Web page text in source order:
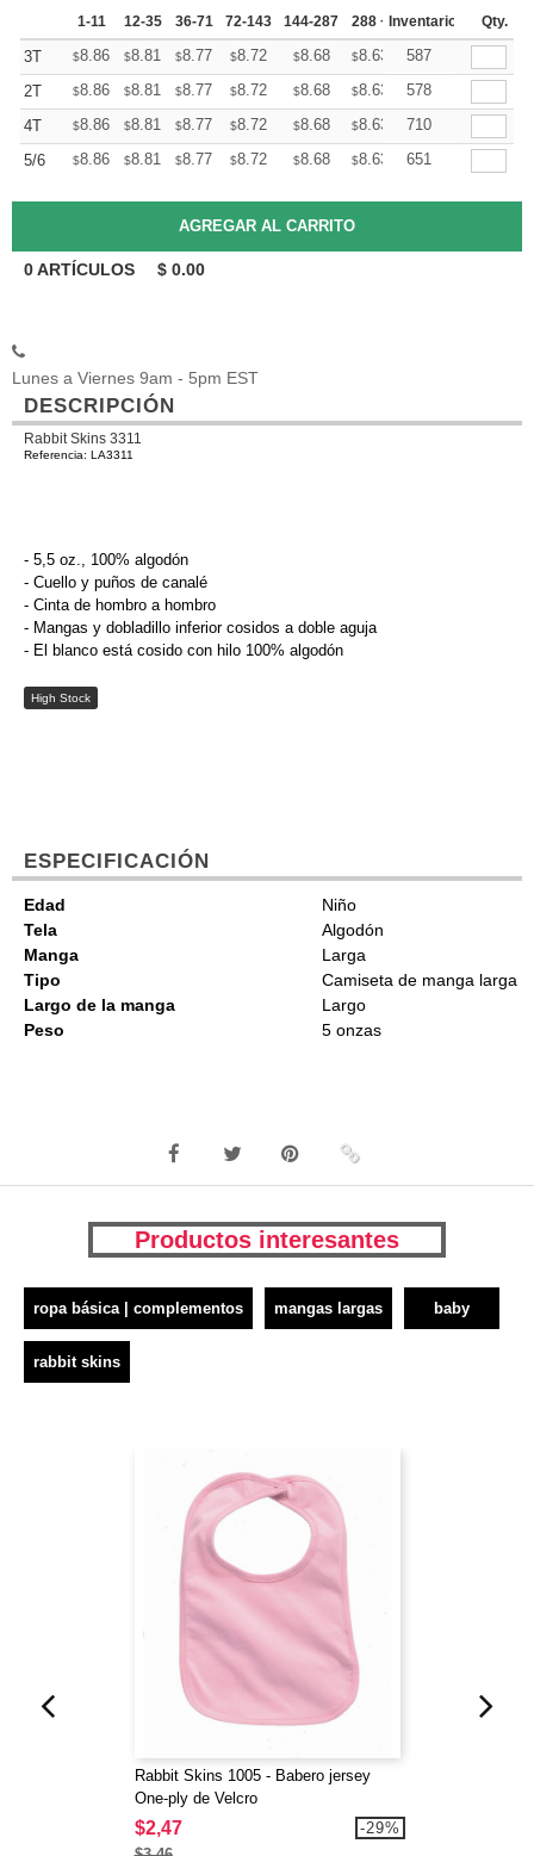
1-11 12-35 36-71 72-143 144-287 288 + Mas
Inventario Qty.
3T $8.86 $8.81 $8.77 $8.72 $8.68 $8.63 +
587
2T
$8.86 $8.81 $8.77 $8.72 $8.68 $8.63 +
578
4T
$8.86 $8.81 $8.77 $8.72 $8.68 $8.63 +
710
5/6
$8.86 $8.81 $8.77 $8.72 $8.68 $8.63 +
651
0ARTÍCULOS $ 0.00
Lunes a Viernes 9am - 5pm EST
DESCRIPCIÓN
Rabbit Skins 3311
Referencia: LA3311
- 5,5 oz., 100% algodón
- Cuello y puños de canalé
- Cinta de hombro a hombro
- Mangas y dobladillo inferior cosidos a doble aguja
- El blanco está cosido con hilo 100% algodón
High Stock
ESPECIFICACIÓN
Edad
Niño
Tela
Algodón
Manga
Larga
Tipo
Camiseta de manga larga
Largo de la manga
Largo
Peso
5 onzas
Productos interesantes
ropa básica | complementos mangas largas baby
rabbit skins
Rabbit Skins 1005 - Babero jersey
One-ply de Velcro
$2,47 -29%